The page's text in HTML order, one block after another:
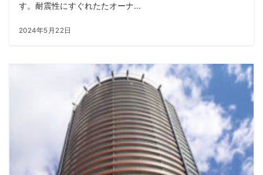
す。耐震性にすぐれたたオーナ...
2024年5月22日